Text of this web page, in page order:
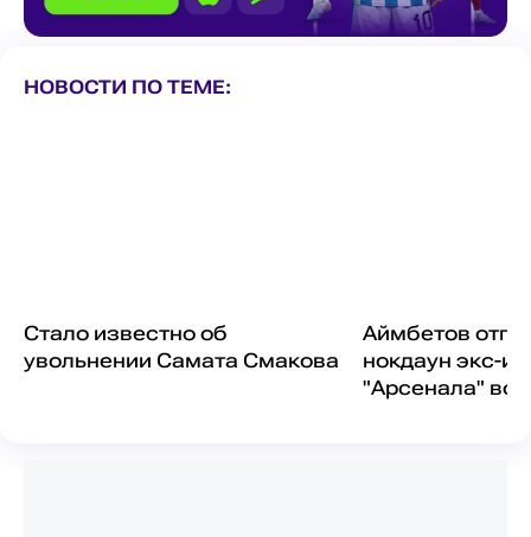
НОВОСТИ ПО ТЕМЕ:
Стало известно об
увольнении Самата Смакова
Аймбетов
нокдаун экс-
"Арсенала" во